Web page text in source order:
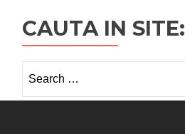
CAUTA IN SITE:
for: